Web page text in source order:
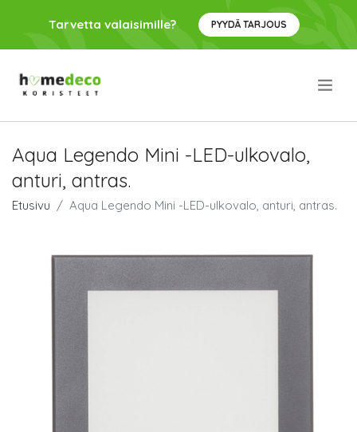
Tarvetta valaisimille? PYYDÄ TARJOUS
Aqua Legendo Mini -LED-ulkovalo,
anturi, antras.
Etusivu Aqua Legendo Mini -LED-ulkovalo, anturi, antras.